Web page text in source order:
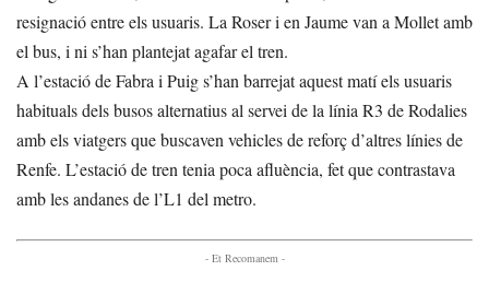
resignació entre els usuaris. La Roser i en Jaume van a Mollet amb
el bus, i ni s’han plantejat agafar el tren.
A l’estació de Fabra i Puig s’han barrejat aquest matí els usuaris
habituals dels busos alternatius al servei de la línia R3 de Rodalies
amb els viatgers que buscaven vehicles de reforç d’altres línies de
Renfe. L’estació de tren tenia poca afluència, fet que contrastava
amb les andanes de l’L1 del metro.
- Et Recomanem -